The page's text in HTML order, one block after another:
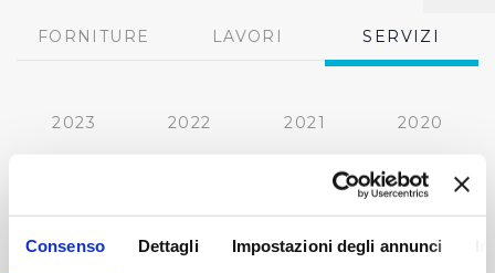
Consenso Dettagli Impostazioni degli annunci
FORNITURE LAVORI SERVIZI
2023 2022 2021 2020
2016
2015 2014 2013 2012
2010